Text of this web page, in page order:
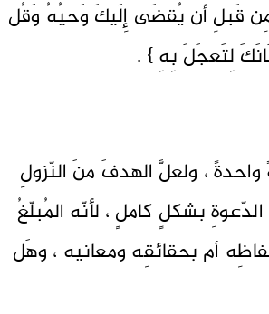
مِن قَبلِ أَن يُقضَى إِلَيكَ وَحيُهُ وَقُل
، ولعلَّ الهدفَ منَ النّزولِ
بشكلٍ كاملٍ ، لأنّه المُبلّغُ
أم بحقائقِه ومعانيه ، وهَل